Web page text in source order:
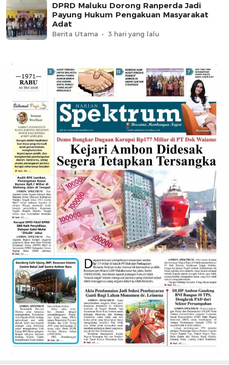
DPRD Maluku Dorong Ranperda Jadi
Payung Hukum Pengakuan Masyarakat
Adat
Berita Utama 3 hari yang lalu